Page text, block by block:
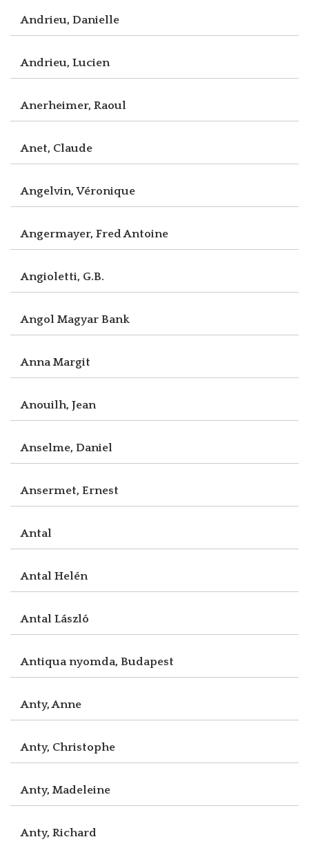
Andrieu, Danielle
Andrieu, Lucien
Anerheimer, Raoul
Anet, Claude
Angelvin, Véronique
Angermayer, Fred Antoine
Angioletti, G.B.
Angol Magyar Bank
Anna Margit
Anouilh, Jean
Anselme, Daniel
Ansermet, Ernest
Antal
Antal Helén
Antal László
Antiqua nyomda, Budapest
Anty, Anne
Anty, Christophe
Anty, Madeleine
Anty, Richard